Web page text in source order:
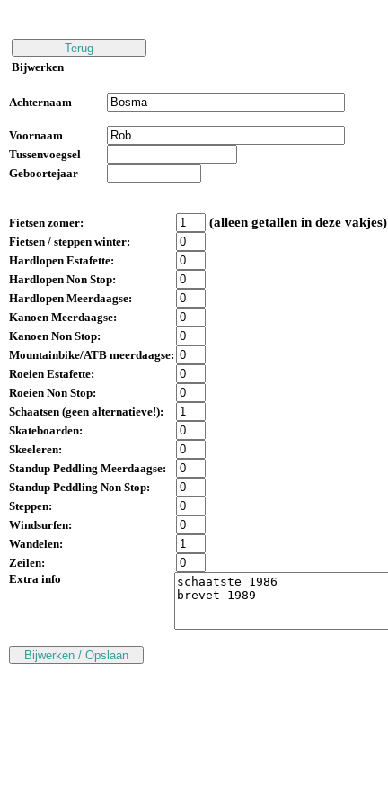
Bijwerken
Achternaam
Voornaam
Tussenvoegsel
Geboortejaar
Fietsen zomer: (alleen getallen in deze vakjes)
Fietsen / steppen winter:
Hardlopen Estafette:
Hardlopen Non Stop:
Hardlopen Meerdaagse:
Kanoen Meerdaagse:
Kanoen Non Stop:
Mountainbike/ATB meerdaagse:
Roeien Estafette:
Roeien Non Stop:
Schaatsen (geen alternatieve!):
Skateboarden:
Skeeleren:
Standup Peddling Meerdaagse:
Standup Peddling Non Stop:
Steppen:
Windsurfen:
Wandelen:
Zeilen:
Extra info